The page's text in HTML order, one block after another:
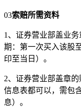
03索赔所需资料
1、证券营业部盖业
期：第一次买入该股
印至当日）。
2、证券营业部盖章
信息表都可以，需包
息）。